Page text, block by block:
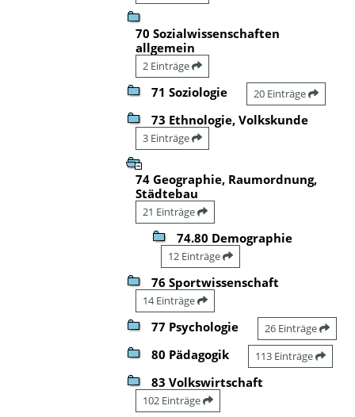
70 Sozialwissenschaften
allgemein
2 Einträge
71 Soziologie 20 Einträge
73 Ethnologie, Volkskunde
3 Einträge
74 Geographie, Raumordnung,
Städtebau
21 Einträge
74.80 Demographie
12 Einträge
76 Sportwissenschaft
14 Einträge
77 Psychologie 26 Einträge
80 Pädagogik 113 Einträge
83 Volkswirtschaft
102 Einträge